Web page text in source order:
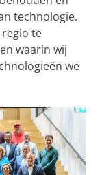
technologie.
regio te
waarin wij
we